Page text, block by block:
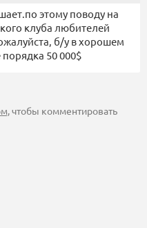
этому поводу на
клуба любителей
б/у в хорошем
50 000$
, чтобы комментировать